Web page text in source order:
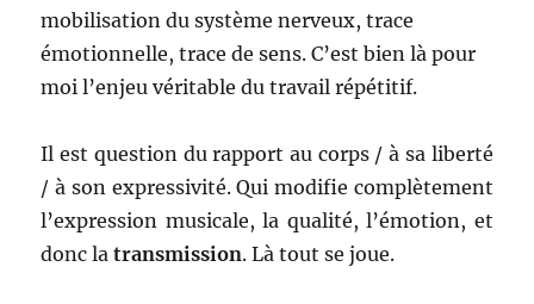
mobilisation du système nerveux, trace
émotionnelle, trace de sens. C’est bien là pour
moi l’enjeu véritable du travail répétitif.
Il est question du rapport au corps / à sa liberté
/ à son expressivité. Qui modifie complètement
l’expression musicale, la qualité, l’émotion, et
donc latransmission. Là tout se joue.